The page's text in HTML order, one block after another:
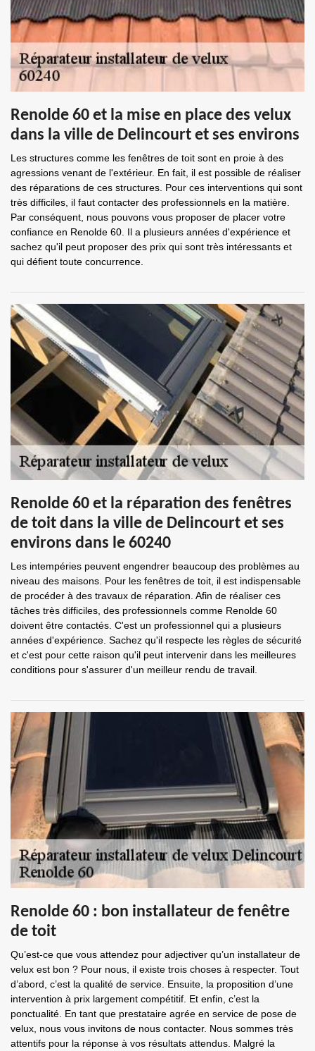
Renolde 60 et la mise en place des velux
dans la ville de Delincourt et ses environs
Les structures comme les fenêtres de toit sont en proie à des
agressions venant de l'extérieur. En fait, il est possible de réaliser
des réparations de ces structures. Pour ces interventions qui sont
très difficiles, il faut contacter des professionnels en la matière.
Par conséquent, nous pouvons vous proposer de placer votre
confiance en Renolde 60. Il a plusieurs années d'expérience et
sachez qu'il peut proposer des prix qui sont très intéressants et
qui défient toute concurrence.
Renolde 60 et la réparation des fenêtres
de toit dans la ville de Delincourt et ses
environs dans le 60240
Les intempéries peuvent engendrer beaucoup des problèmes au
niveau des maisons. Pour les fenêtres de toit, il est indispensable
de procéder à des travaux de réparation. Afin de réaliser ces
tâches très difficiles, des professionnels comme Renolde 60
doivent être contactés. C'est un professionnel qui a plusieurs
années d'expérience. Sachez qu'il respecte les règles de sécurité
et c'est pour cette raison qu'il peut intervenir dans les meilleures
conditions pour s'assurer d'un meilleur rendu de travail.
Renolde 60 : bon installateur de fenêtre
de toit
Qu’est-ce que vous attendez pour adjectiver qu’un installateur de
velux est bon ? Pour nous, il existe trois choses à respecter. Tout
d’abord, c’est la qualité de service. Ensuite, la proposition d’une
intervention à prix largement compétitif. Et enfin, c’est la
ponctualité. En tant que prestataire agrée en service de pose de
velux, nous vous invitons de nous contacter. Nous sommes très
attentifs pour la réponse à vos résultats attendus. Malgré la